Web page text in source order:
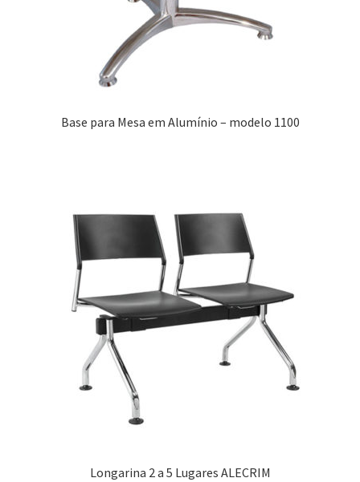
Base para Mesa em Alumínio – modelo 1100
Longarina 2 a 5 Lugares ALECRIM